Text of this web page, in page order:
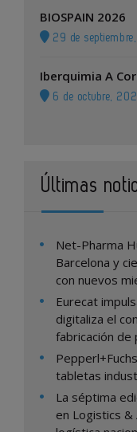
BIOSPAIN 2026
29 de
Iberquimia A
6 de octubre,
Últimas
Net-Pharma
Barcelona y
con nuevos
Eurecat
digitaliza el
fabricación de
tabletas
La séptima
en Logistics